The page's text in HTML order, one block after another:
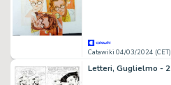
Catawiki 04/03/2024 (CET)